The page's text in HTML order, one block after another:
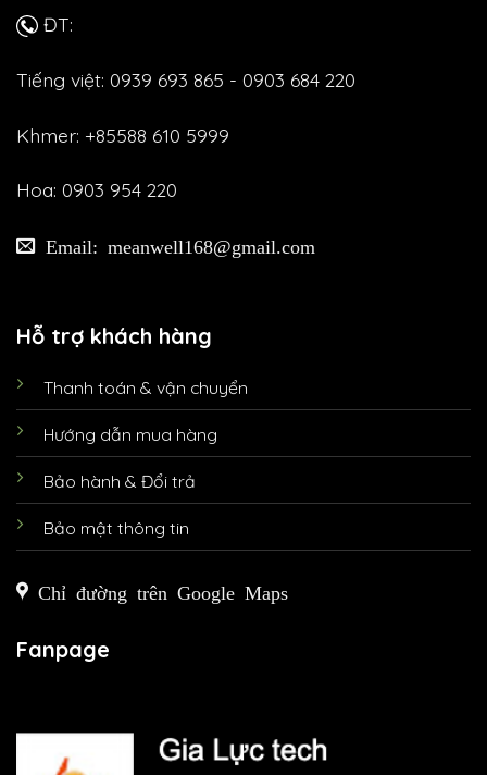
ĐT:
Tiếng việt: 0939 693 865 - 0903 684 220
Khmer: +85588 610 5999
Hoa: 0903 954 220
Email: meanwell168@gmail.com
Hỗ trợ khách hàng
Thanh toán & vận chuyển
Hướng dẫn mua hàng
Bảo hành & Đổi trả
Bảo mật thông tin
Chỉ đường trên Google Maps
Fanpage